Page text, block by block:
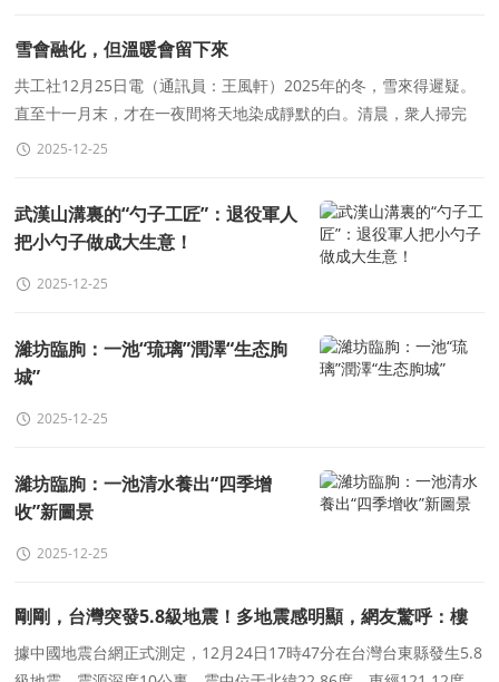
雪會融化，但溫暖會留下來
共工社12月25日電（通訊員：王風軒）2025年的冬，雪來得遲疑。
直至十一月末，才在一夜間将天地染成靜默的白。清晨，衆人掃完
雪，紛紛回室取暖。忽聞窗外鏟聲又起，原來是中交一航局四公司吉
2025-12-25
武漢山溝裏的“勺子工匠”：退役軍人
把小勺子做成大生意！
2025-12-25
濰坊臨朐：一池“琉璃”潤澤“生态朐
城”
2025-12-25
濰坊臨朐：一池清水養出“四季增
收”新圖景
2025-12-25
剛剛，台灣突發5.8級地震！多地震感明顯，網友驚呼：樓
都在晃
據中國地震台網正式測定，12月24日17時47分在台灣台東縣發生5.8